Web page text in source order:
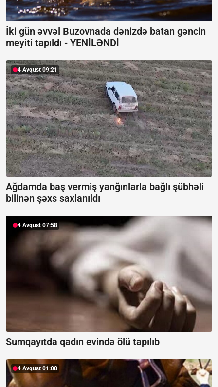
İki gün əvvəl Buzovnada dənizdə batan gəncin
meyiti tapıldı - YENİLƏNDİ
4 Avqust 09:21
Ağdamda baş vermiş yanğınlarla bağlı şübhəli
bilinən şəxs saxlanıldı
4 Avqust 07:58
Sumqayıtda qadın evində ölü tapılıb
4 Avqust 01:08